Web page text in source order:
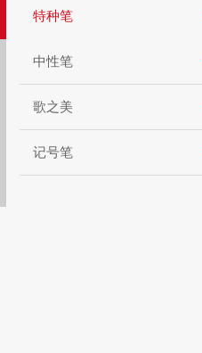
特种笔
中性笔
歌之美
记号笔